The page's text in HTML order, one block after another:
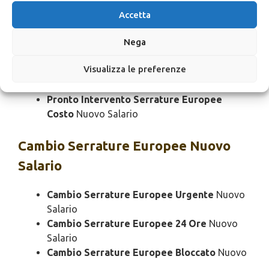
Accetta
Nega
Visualizza le preferenze
Pronto Intervento Serrature Europee
RapidoNuovo Salario
Pronto Intervento Serrature Europee SOS
Pronto Intervento Serrature Europee
Pronto Intervento Serrature Europee
Costo Nuovo Salario
Cambio Serrature Europee Nuovo
Salario
Cambio Serrature Europee Urgente Nuovo
Salario
Cambio Serrature Europee 24 Ore Nuovo
Salario
Cambio Serrature Europee Bloccato Nuovo